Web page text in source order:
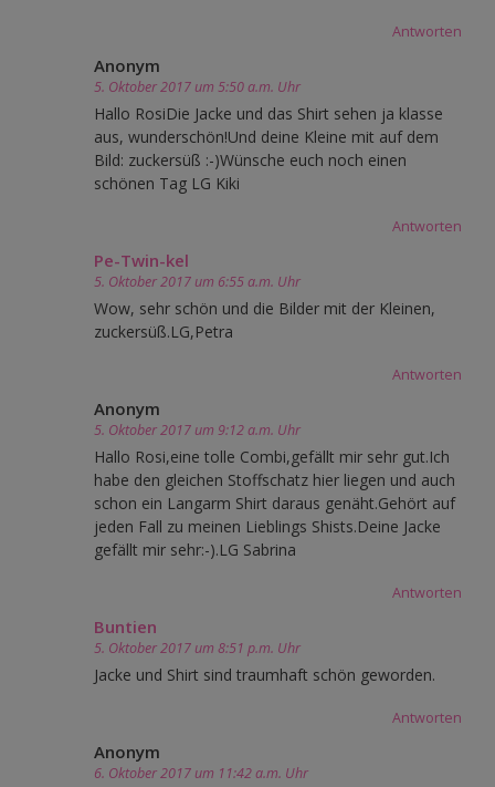
Antworten
Anonym
5. Oktober 2017 um 5:50 a.m. Uhr
Hallo RosiDie Jacke und das Shirt sehen ja klasse
aus, wunderschön!Und deine Kleine mit auf dem
Bild: zuckersüß :-)Wünsche euch noch einen
schönen Tag LG Kiki
Antworten
Pe-Twin-kel
5. Oktober 2017 um 6:55 a.m. Uhr
Wow, sehr schön und die Bilder mit der Kleinen,
zuckersüß.LG,Petra
Antworten
Anonym
5. Oktober 2017 um 9:12 a.m. Uhr
Hallo Rosi,eine tolle Combi,gefällt mir sehr gut.Ich
habe den gleichen Stoffschatz hier liegen und auch
schon ein Langarm Shirt daraus genäht.Gehört auf
jeden Fall zu meinen Lieblings Shists.Deine Jacke
gefällt mir sehr:-).LG Sabrina
Antworten
Buntien
5. Oktober 2017 um 8:51 p.m. Uhr
Jacke und Shirt sind traumhaft schön geworden.
Antworten
Anonym
6. Oktober 2017 um 11:42 a.m. Uhr